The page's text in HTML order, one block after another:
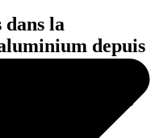
dans la
depuis
la plus haute qualité des
l’orientation du